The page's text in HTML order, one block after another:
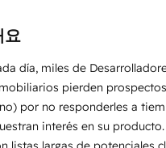
요
día, miles de
pierden
por no responderles a
interés en su